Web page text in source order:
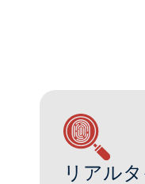
リアル